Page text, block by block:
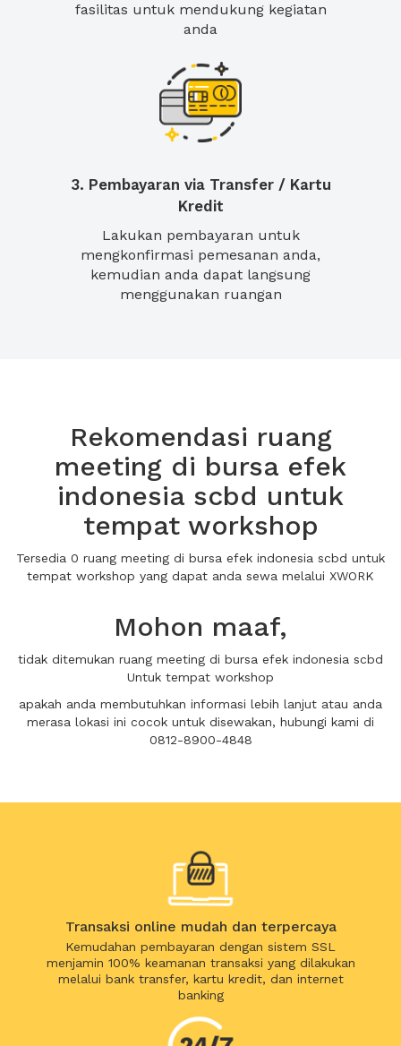
fasilitas untuk mendukung kegiatan
anda
3. Pembayaran via Transfer / Kartu
Kredit
Lakukan pembayaran untuk
mengkonfirmasi pemesanan anda,
kemudian anda dapat langsung
menggunakan ruangan
Rekomendasi ruang
meeting di bursa efek
indonesia scbd untuk
tempat workshop
Tersedia 0 ruang meeting di bursa efek indonesia scbd untuk
tempat workshop yang dapat anda sewa melalui XWORK
Mohon maaf,
tidak ditemukan ruang meeting di bursa efek indonesia scbd
Untuk tempat workshop
apakah anda membutuhkan informasi lebih lanjut atau anda
merasa lokasi ini cocok untuk disewakan, hubungi kami di
0812-8900-4848
Transaksi online mudah dan terpercaya
Kemudahan pembayaran dengan sistem SSL
menjamin 100% keamanan transaksi yang dilakukan
melalui bank transfer, kartu kredit, dan internet
banking